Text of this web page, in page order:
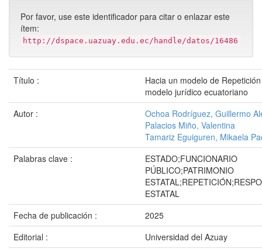
Por favor, use este identificador para citar o enlazar este
ítem:
http://dspace.uazuay.edu.ec/handle/datos/16486
Título :
Hacia un modelo de
modelo jurídico ecuatoriano
Autor :
Ochoa Rodríguez, Guillermo
Palacios Miño, Valentina
Tamariz Eguiguren, Mikaela
Palabras clave :
ESTADO;FUNCIONARIO
PÚBLICO;PATRIMONIO
ESTATAL
Fecha de publicación :
2025
Editorial :
Universidad del Azuay